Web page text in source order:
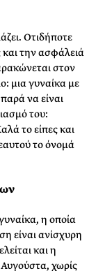
Οτιδήποτε
και την ασφάλειά
στον
μια γυναίκα με
να είναι
του:
το είπες και
το όνομά
η οποία
είναι ανίσχυρη
και η
χωρίς